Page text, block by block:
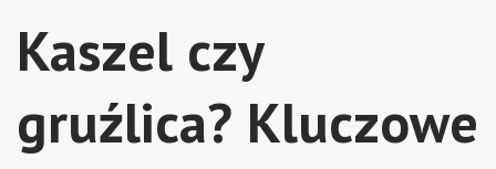
Kaszel czy
gruźlica? Kluczowe